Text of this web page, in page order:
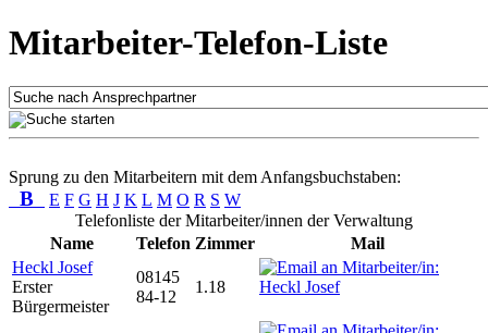
Mitarbeiter-Telefon-Liste
Sprung zu den Mitarbeitern mit dem Anfangsbuchstaben:
B E F G H J K L M O R S W
Telefonliste der Mitarbeiter/innen der Verwaltung
Name
Telefon Zimmer
Mail
Heckl Josef
Erster
Bürgermeister
08145
84-12
1.18